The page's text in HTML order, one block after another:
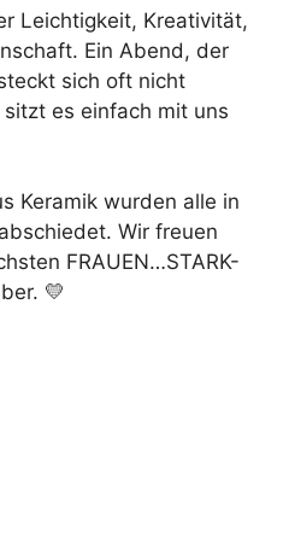
Leichtigkeit, Kreativität,
Ein Abend, der
sich oft nicht
es einfach mit uns
Keramik wurden alle in
Wir freuen
FRAUEN…STARK-
💛